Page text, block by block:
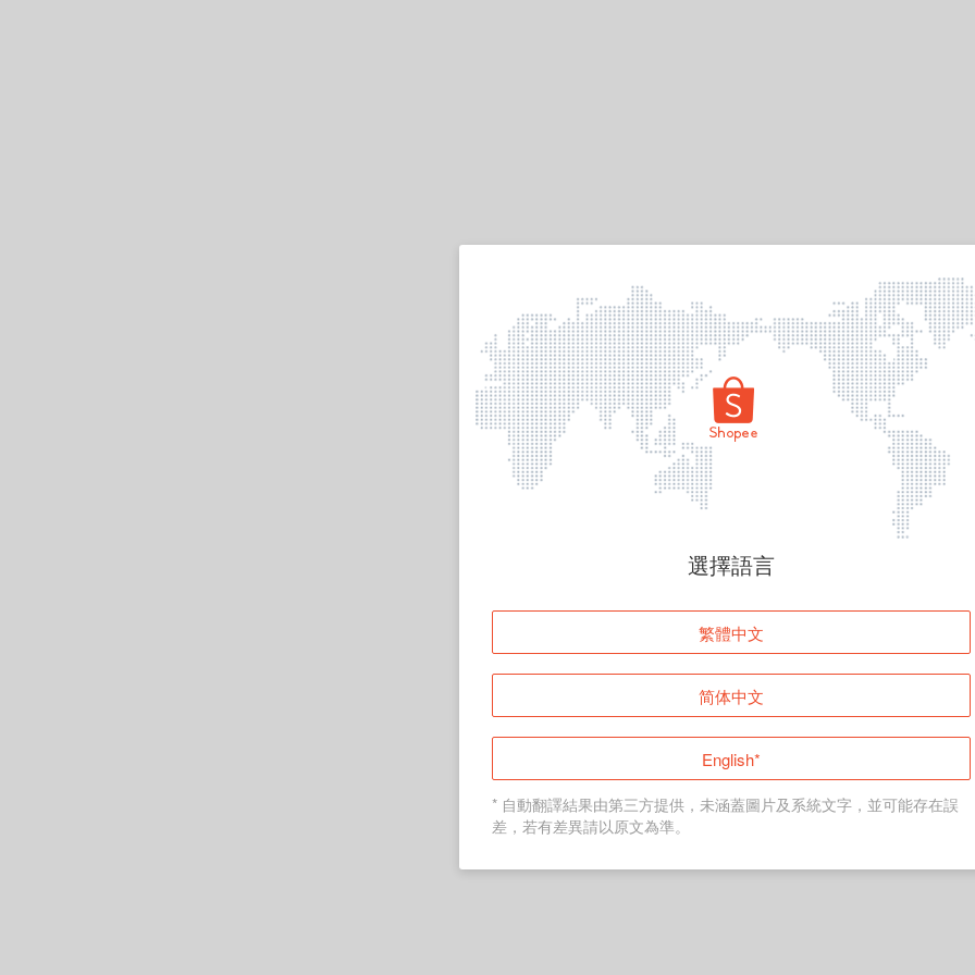
頁面無法顯示
登入
返回首頁
選擇語言
繁體中文
简体中文
English*
* 自動翻譯結果由第三方提供，未涵蓋圖片及系統文字，並可能存在誤
差，若有差異請以原文為準。